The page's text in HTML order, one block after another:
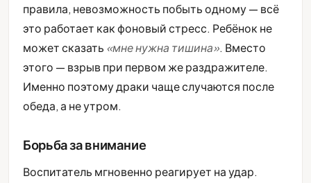
правила, невозможность побыть одному — всё
это работает как фоновый стресс. Ребёнок не
может сказать «мне нужна тишина». Вместо
этого — взрыв при первом же раздражителе.
Именно поэтому драки чаще случаются после
обеда, а не утром.
Борьба за внимание
Воспитатель мгновенно реагирует на удар.